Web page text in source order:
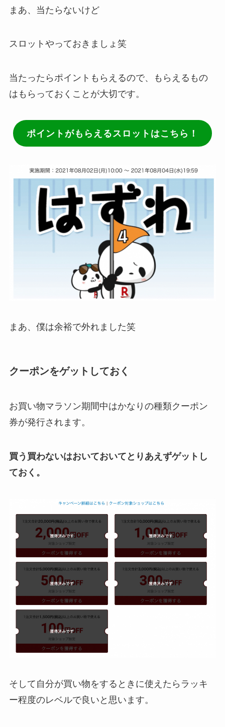
まあ、当たらないけど
スロットやっておきましょ笑
当たったらポイントもらえるので、もらえるもの
はもらっておくことが大切です。
ポイントがもらえるスロットはこちら！
まあ、僕は余裕で外れました笑
クーポンをゲットしておく
お買い物マラソン期間中はかなりの種類クーポン
券が発行されます。
買う買わないはおいておいてとりあえずゲットし
ておく。
そして自分が買い物をするときに使えたらラッキ
ー程度のレベルで良いと思います。